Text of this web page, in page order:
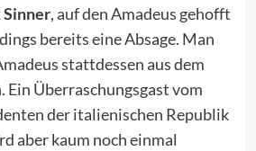
Sinner, auf den Amadeus gehofft
bereits eine Absage. Man
stattdessen aus dem
Ein Überraschungsgast vom
der italienischen Republik
aber kaum noch einmal